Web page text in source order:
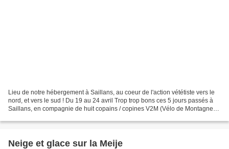
Lieu de notre hébergement à Saillans, au coeur de l'action vététiste vers le
nord, et vers le sud ! Du 19 au 24 avril Trop trop bons ces 5 jours passés à
Saillans, en compagnie de huit copains / copines V2M (Vélo de Montagne)
Neige et glace sur la Meije